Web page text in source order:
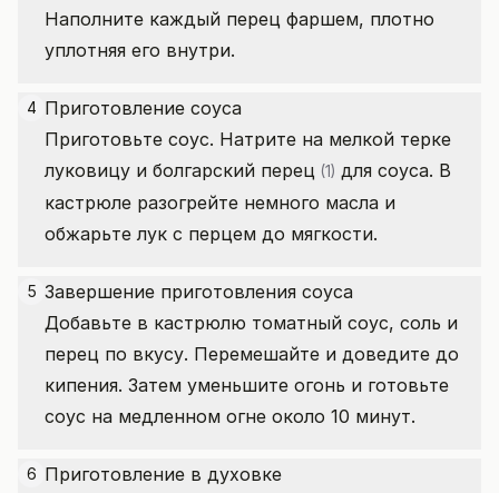
Наполните каждый перец фаршем, плотно
уплотняя его внутри.
4 Приготовление соуса
Приготовьте соус. Натрите на мелкой терке
луковицу и болгарский перец (1) для соуса. В
кастрюле разогрейте немного масла и
обжарьте лук с перцем до мягкости.
5 Завершение приготовления соуса
Добавьте в кастрюлю томатный соус, соль и
перец по вкусу. Перемешайте и доведите до
кипения. Затем уменьшите огонь и готовьте
соус на медленном огне около 10 минут.
6 Приготовление в духовке